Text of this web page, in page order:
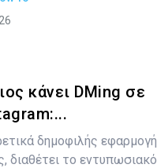
κάνει DMing σε
δημοφιλής εφαρμογή
διαθέτει το εντυπωσιακό